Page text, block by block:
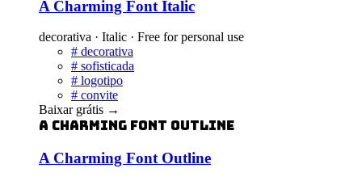
A Charming Font Italic
decorativa · Italic · Free for personal use
# decorativa
# sofisticada
# logotipo
# convite
Baixar grátis →
A Charming Font Outline
A Charming Font Outline